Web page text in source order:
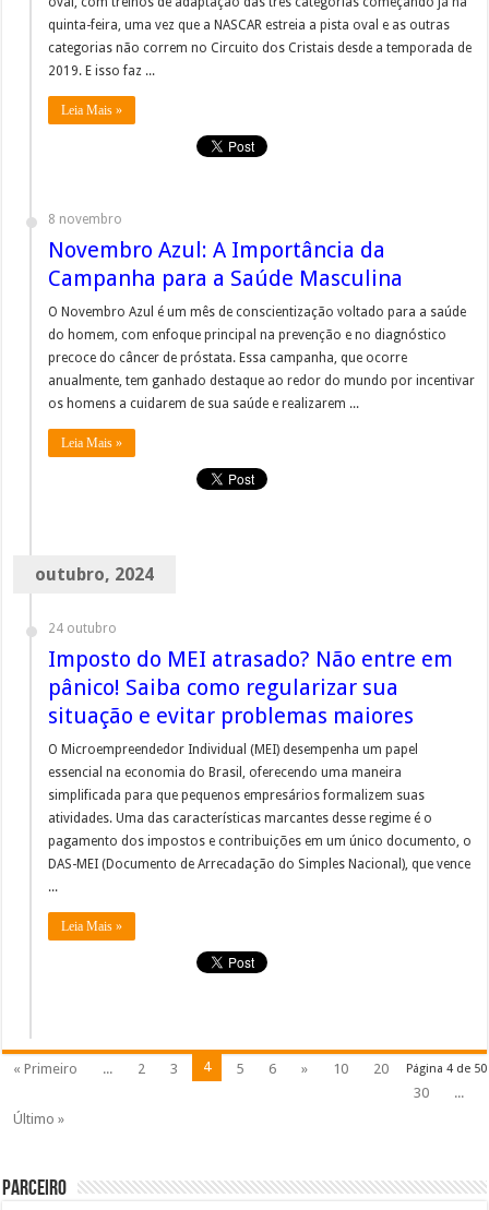
quinta-feira, uma vez que a NASCAR estreia a pista oval e as outras
categorias não correm no Circuito dos Cristais desde a temporada de
2019. E isso faz ...
Leia Mais »
8 novembro
Novembro Azul: A Importância da
Campanha para a Saúde Masculina
O Novembro Azul é um mês de conscientização voltado para a saúde
do homem, com enfoque principal na prevenção e no diagnóstico
precoce do câncer de próstata. Essa campanha, que ocorre
anualmente, tem ganhado destaque ao redor do mundo por incentivar
os homens a cuidarem de sua saúde e realizarem ...
Leia Mais »
outubro, 2024
24 outubro
Imposto do MEI atrasado? Não entre em
pânico! Saiba como regularizar sua
situação e evitar problemas maiores
O Microempreendedor Individual (MEI) desempenha um papel
essencial na economia do Brasil, oferecendo uma maneira
simplificada para que pequenos empresários formalizem suas
atividades. Uma das características marcantes desse regime é o
pagamento dos impostos e contribuições em um único documento, o
DAS-MEI (Documento de Arrecadação do Simples Nacional), que vence
...
Leia Mais »
Página 4 de 50
« Primeiro ... 2 3 4 5 6 » 10
20
30
...
Último »
Parceiro